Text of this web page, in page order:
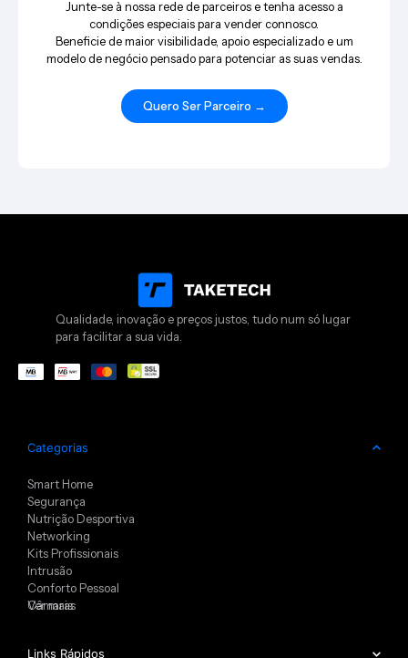
Junte-se à nossa rede de parceiros e tenha acesso a
condições especiais para vender connosco.
Beneficie de maior visibilidade, apoio especializado e um
modelo de negócio pensado para potenciar as suas vendas.
Quero Ser Parceiro →
Qualidade, inovação e preços justos, tudo num só lugar
para facilitar a sua vida.
Categorias
Smart Home
Segurança
Nutrição Desportiva
Networking
Kits Profissionais
Intrusão
Conforto Pessoal
Câmaras
Ver mais
Links Rápidos